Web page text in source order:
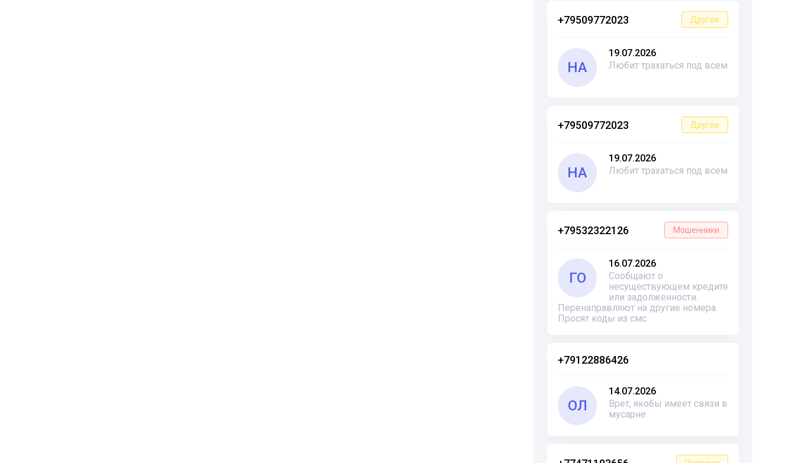
+79509772023 Другое
НА
19.07.2026
Любит трахаться под всем
+79509772023 Другое
НА
19.07.2026
Любит трахаться под всем
+79532322126 Мошенники
ГО
16.07.2026
Сообщают о
несуществующем кредите
или задолженности.
Перенаправляют на другие номера.
Просят коды из смс.
+79122886426
ОЛ
14.07.2026
Врет, якобы имеет связи в
мусарне.